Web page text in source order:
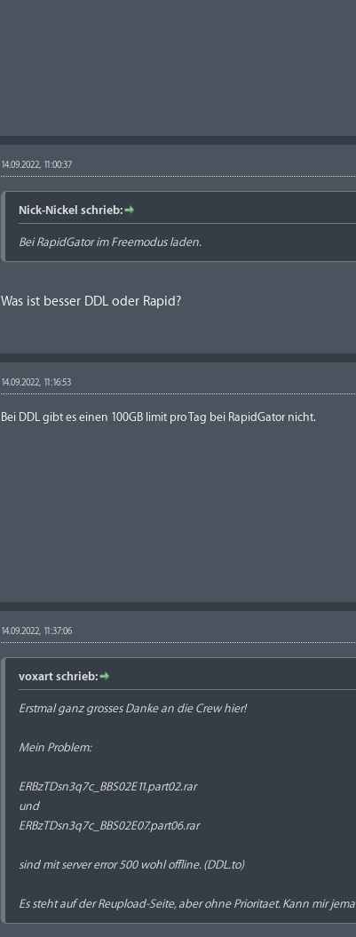
14.09.2022, 11:00:37
Nick-Nickel schrieb:
Bei RapidGator im Freemodus laden.
Was ist besser DDL oder Rapid?
14.09.2022, 11:16:53
Bei DDL gibt es einen 100GB limit pro Tag bei RapidGator nicht.
14.09.2022, 11:37:06
voxart schrieb:
Erstmal ganz grosses Danke an die Crew hier!
Mein Problem:
ERBzTDsn3q7c_BBS02E11.part02.rar
und
ERBzTDsn3q7c_BBS02E07.part06.rar
sind mit server error 500 wohl offline. (DDL.to)
Es steht auf der Reupload-Seite, aber ohne Prioritaet. Kann mir